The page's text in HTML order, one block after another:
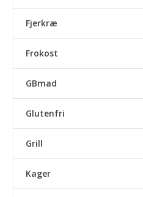
Fjerkræ
Frokost
GBmad
Glutenfri
Grill
Kager